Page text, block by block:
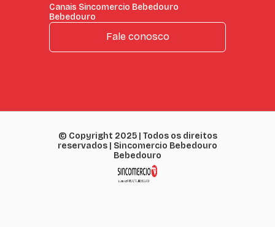
Canais Sincomercio Bebedouro
Bebedouro
Fale conosco
© Copyright 2025 | Todos os direitos
reservados | Sincomercio Bebedouro
Bebedouro